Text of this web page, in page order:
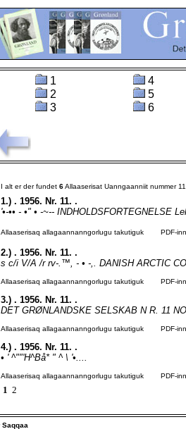
1
2
3
4
5
6
I alt er der fundet 6Allaaserisat Uanngaanniit nummer
1.) . 1956. Nr. 11. .
'•-•• - •" • -~-- INDHOLDSFORTEGNELSE
Allaaserisaq allagaannanngorlugu takutiguk PDF-
2.) . 1956. Nr. 11. .
s c/i V/A /r rv-.™, - • -,. DANISH ARCTIC
Allaaserisaq allagaannanngorlugu takutiguk PDF-
3.) . 1956. Nr. 11. .
DET GRØNLANDSKE SELSKAB N R. 11
Allaaserisaq allagaannanngorlugu takutiguk PDF-
4.) . 1956. Nr. 11. .
• ' ^""'H^Bå* " ^ \ '•....
Allaaserisaq allagaannanngorlugu takutiguk PDF-
1 2
Saqqaa